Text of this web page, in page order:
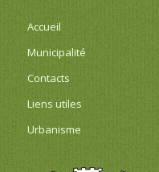
Accueil
Municipalité
Contacts
Liens utiles
Urbanisme